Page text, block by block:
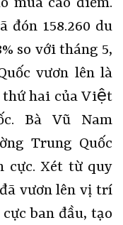
mùa cao điểm.
đón 158.260 du
so với tháng 5,
vươn lên là
hai của Việt
Bà Vũ Nam
Trung Quốc
cực. Xét từ quy
vươn lên vị trí
ban đầu, tạo